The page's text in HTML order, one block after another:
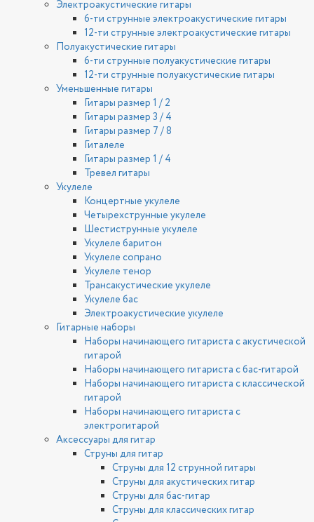
Электроакустические гитары
6-ти струнные электроакустические гитары
12-ти струнные электроакустические гитары
Полуакустические гитары
6-ти струнные полуакустические гитары
12-ти струнные полуакустические гитары
Уменьшенные гитары
Гитары размер 1 / 2
Гитары размер 3 / 4
Гитары размер 7 / 8
Гиталеле
Гитары размер 1 / 4
Тревел гитары
Укулеле
Концертные укулеле
Четырехструнные укулеле
Шестиструнные укулеле
Укулеле баритон
Укулеле сопрано
Укулеле тенор
Трансакустические укулеле
Укулеле бас
Электроакустические укулеле
Гитарные наборы
Наборы начинающего гитариста с акустической
гитарой
Наборы начинающего гитариста с бас-гитарой
Наборы начинающего гитариста с классической
гитарой
Наборы начинающего гитариста с
электрогитарой
Аксессуары для гитар
Струны для гитар
Струны для 12 струнной гитары
Струны для акустических гитар
Струны для бас-гитар
Струны для классических гитар